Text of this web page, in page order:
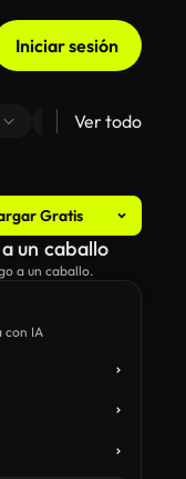
Iniciar sesión
Zoom De Fondo
Ver todo
Gratis
con IA
un caballo
a un caballo.